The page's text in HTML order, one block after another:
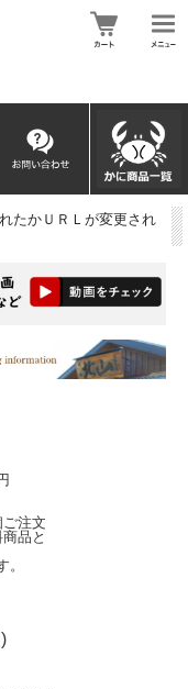
たかＵＲＬが変更され
注文
品と